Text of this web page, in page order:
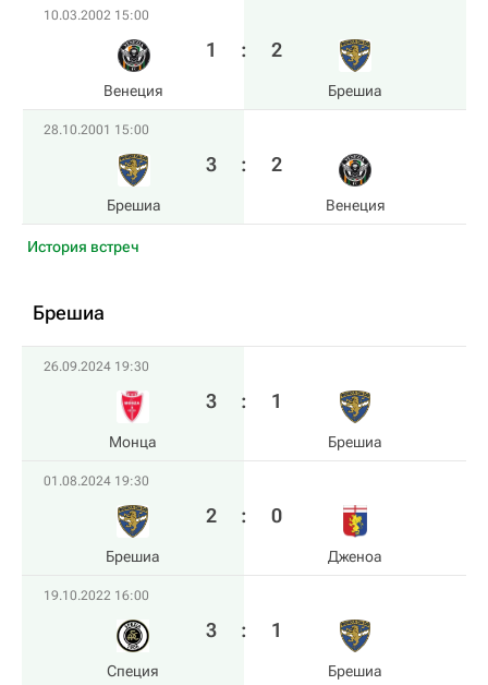
10.03.2002 15:00
Венеция
1 : 2
Брешиа
28.10.2001 15:00
Брешиа
3 : 2
Венеция
История встреч
Брешиа
26.09.2024 19:30
Монца
3 : 1
Брешиа
01.08.2024 19:30
Брешиа
2 : 0
Дженоа
19.10.2022 16:00
Специя
3 : 1
Брешиа